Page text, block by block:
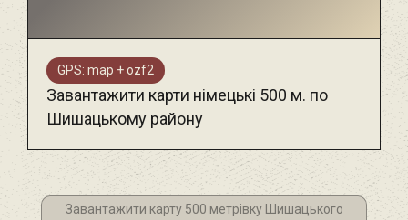
GPS: map + ozf2
Завантажити карти німецькі 500 м. по
Шишацькому району
Завантажити карту 500 метрівку Шишацького